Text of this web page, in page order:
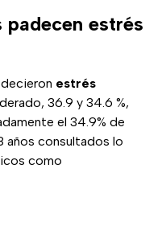
padecen estrés
estrés
36.9 y 34.6 %,
el 34.9% de
años consultados lo
como